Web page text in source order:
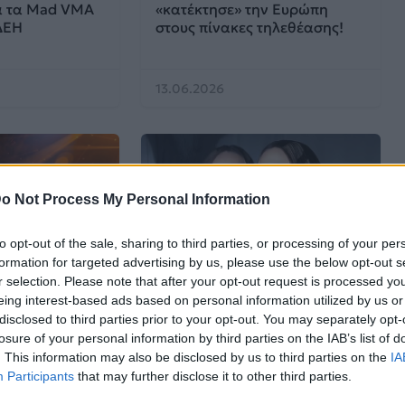
Not Process My Personal Information
opt-out of the sale, sharing to third parties, or processing of your
for targeted advertising by us, please use the below opt-out
selection. Please note that after your opt-out request is processed
interest-based ads based on personal information utilized by us
to third parties prior to your opt-out. You may separately
of your personal information by third parties on the IAB’s list of
This information may also be disclosed by us to third parties on the
Participants that may further disclose it to other third parties.
τα Mad VMA
«κατέκτησε» την Ευρώπη
στους πίνακες τηλεθέασης!
13.06.2026
Τα επίσημα
και η
της ΕΡΤ
EUROVISION
Από το «Bangaranga» μέχρι το
«Jalla» αυτά είναι τα
τραγούδια της Eurovision που